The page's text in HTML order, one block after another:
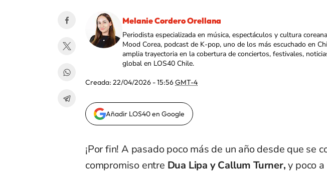
Melanie Cordero Orellana
Periodista especializada en música, espectáculos y cultura
Mood Corea, podcast de K-pop, uno de los más escuchado en
amplia trayectoria en la cobertura de conciertos, festivales,
global en LOS40 Chile.
Creada: 22/04/2026 - 15:56GMT-4
Añadir LOS40 en Google
¡Por fin! A pasado poco más de un año desde que se
compromiso entre Dua Lipa y Callum Turner,y poco